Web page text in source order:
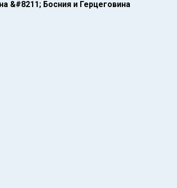
&#8211; Босния и Герцеговина